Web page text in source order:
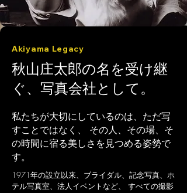
Akiyama Legacy
秋山庄太郎の名を受け継
ぐ、写真会社として。
私たちが大切にしているのは、ただ写
すことではなく、 その人、その場、そ
の時間に宿る美しさを見つめる姿勢で
す。
1971年の設立以来、ブライダル、記念写真、ホ
テル写真室、法人イベントなど、 すべての撮影